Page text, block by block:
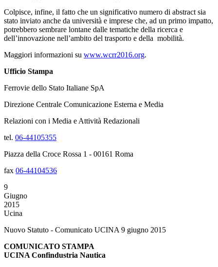
Colpisce, infine, il fatto che un significativo numero di abstract sia
stato inviato anche da università e imprese che, ad un primo impatto,
potrebbero sembrare lontane dalle tematiche della ricerca e
dell’innovazione nell’ambito del trasporto e della mobilità.
Maggiori informazioni su www.wcrr2016.org.
Ufficio Stampa
Ferrovie dello Stato Italiane SpA
Direzione Centrale Comunicazione Esterna e Media
Relazioni con i Media e Attività Redazionali
tel. 06-44105355
Piazza della Croce Rossa 1 - 00161 Roma
fax 06-44104536
9
Giugno
2015
Ucina
Nuovo Statuto - Comunicato UCINA 9 giugno 2015
COMUNICATO STAMPA
UCINA Confindustria Nautica